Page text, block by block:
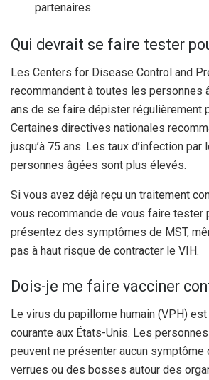
partenaires.
Qui devrait se faire tester
Les Centers for Disease Control and
recommandent à toutes les personnes
ans de se faire dépister régulièrement
Certaines directives nationales
jusqu’à 75 ans. Les taux d’infection par
personnes âgées sont plus élevés.
Si vous avez déjà reçu un traitement
vous recommande de vous faire tester
présentez des symptômes de MST,
pas à haut risque de contracter le VIH.
Dois-je me faire vacciner
Le virus du papillome humain (VPH) est
courante aux États-Unis. Les
peuvent ne présenter aucun
verrues ou des bosses autour des